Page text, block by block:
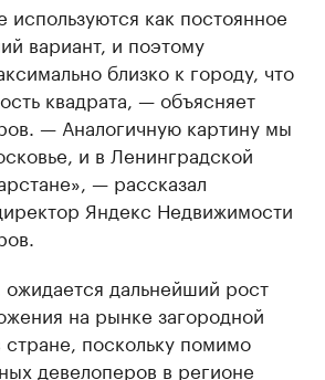
используются как постоянное
вариант, и поэтому
близко к городу, что
квадрата, — объясняет
— Аналогичную картину мы
и в Ленинградской
— рассказал
Яндекс Недвижимости
дальнейший рост
на рынке загородной
поскольку помимо
девелоперов в регионе